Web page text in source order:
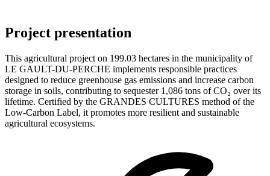
Project presentation
This agricultural project on 199.03 hectares in the municipality of
LE GAULT-DU-PERCHE implements responsible practices
designed to reduce greenhouse gas emissions and increase carbon
storage in soils, contributing to sequester 1,086 tons of CO₂ over its
lifetime. Certified by the GRANDES CULTURES method of the
Low-Carbon Label, it promotes more resilient and sustainable
agricultural ecosystems.